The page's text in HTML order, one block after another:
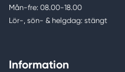
Mån-fre: 08.00-18.00
Lör-, sön- & helgdag: stängt
Information